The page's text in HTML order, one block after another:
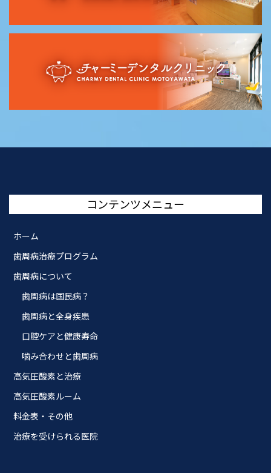
コンテンツメニュー
ホーム
歯周病治療プログラム
歯周病について
歯周病は国民病？
歯周病と全身疾患
口腔ケアと健康寿命
噛み合わせと歯周病
高気圧酸素と治療
高気圧酸素ルーム
料金表・その他
治療を受けられる医院